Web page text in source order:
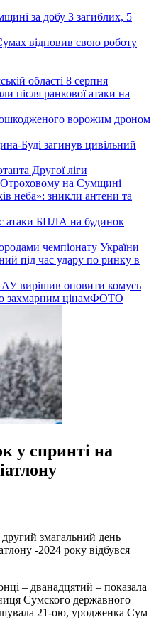
за добу 3 загиблих, 5
відновив свою роботу
області 8 серпня
після ранкової атаки на
ворожим дроном
Буді загинув цивільний
Другої ліги
на Сумщині
неба»: зникли антени та
атаки БПЛА на будинок
чемпіонату України
під час удару по ринку в
вирішив оновити комусь
захмарним цінамФОТО
у спринті на
змагальний день
-2024 року відбувся
– дванадцятий – показала
Сумского державного
21-ою, уродженка Сум